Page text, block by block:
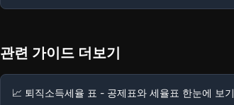
관련 가이드 더보기
📈 퇴직소득세율 표 - 공제표와 세율표 한눈에 보기